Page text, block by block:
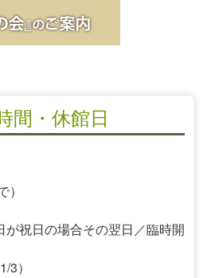
間・休館日
が祝日の場合その翌日／臨時開
3）